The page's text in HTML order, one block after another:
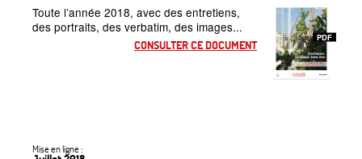
PDF
Toute l’année 2018, avec des entretiens,
des portraits, des verbatim, des images...
CONSULTER CE DOCUMENT
Mise en ligne :